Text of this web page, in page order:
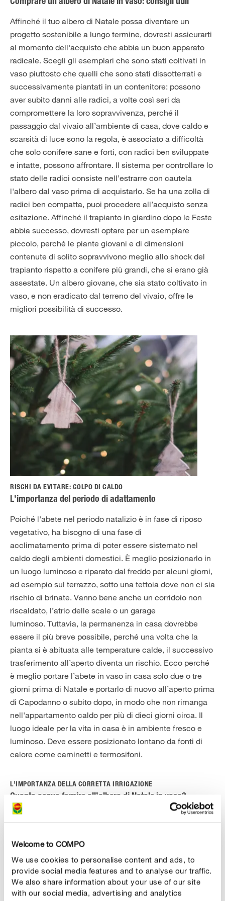
Welcome to COMPO
We use cookies to personalise content and ads, to
provide social media features and to analyse our traffic.
We also share information about your use of our site
with our social media, advertising and analytics
Comprare un albero di Natale in vaso: consigli utili
Affinché il tuo albero di Natale possa diventare un
progetto sostenibile a lungo termine, dovresti assicurarti
al momento dell'acquisto che abbia un buon apparato
radicale. Scegli gli esemplari che sono stati coltivati ​​in
vaso piuttosto che quelli che sono stati dissotterrati e
successivamente piantati in un contenitore: possono
aver subito danni alle radici, a volte così seri da
compromettere la loro sopravvivenza, perché il
passaggio dal vivaio all’ambiente di casa, dove caldo e
scarsità di luce sono la regola, è associato a difficoltà
che solo conifere sane e forti, con radici ben sviluppate
e intatte, possono affrontare. Il sistema per controllare lo
stato delle radici consiste nell’estrarre con cautela
l'albero dal vaso prima di acquistarlo. Se ha una zolla di
radici ben compatta, puoi procedere all’acquisto senza
esitazione. Affinché il trapianto in giardino dopo le Feste
abbia successo, dovresti optare per un esemplare
piccolo, perché le piante giovani e di dimensioni
contenute di solito sopravvivono meglio allo shock del
trapianto rispetto a conifere più grandi, che si erano già
assestate. Un albero giovane, che sia stato coltivato in
vaso, e non eradicato dal terreno del vivaio, offre le
migliori possibilità di successo.
RISCHI DA EVITARE: COLPO DI CALDO
L’importanza del periodo di adattamento
Poiché l'abete nel periodo natalizio è in fase di riposo
vegetativo, ha bisogno di una fase di
acclimatamento prima di poter essere sistemato nel
caldo degli ambienti domestici. È meglio posizionarlo in
un luogo luminoso e riparato dal freddo per alcuni giorni,
ad esempio sul terrazzo, sotto una tettoia dove non ci sia
rischio di brinate. Vanno bene anche un corridoio non
riscaldato, l’atrio delle scale o un garage
luminoso. Tuttavia, la permanenza in casa dovrebbe
essere il più breve possibile, perché una volta che la
pianta si è abituata alle temperature calde, il successivo
trasferimento all’aperto diventa un rischio. Ecco perché
è meglio portare l’abete in vaso in casa solo due o tre
giorni prima di Natale e portarlo di nuovo all’aperto prima
di Capodanno o subito dopo, in modo che non rimanga
nell'appartamento caldo per più di dieci giorni circa. Il
luogo ideale per la vita in casa è in ambiente fresco e
luminoso. Deve essere posizionato lontano da fonti di
calore come caminetti e termosifoni.
L’IMPORTANZA DELLA CORRETTA IRRIGAZIONE
Quanta acqua fornire all’albero di Natale in vaso?
Se le temperature esterne non sono sotto zero, è una
Natale prima di portarlo dentro casa, per prepararlo
all'aria calda generata dal riscaldamento domestico. Per
i suoi giorni in casa, le regole sono le stesse che vanno
applicate per l’irrigazione delle tue piante
d'appartamento: la zolla non dovrebbe mai seccarsi. Il